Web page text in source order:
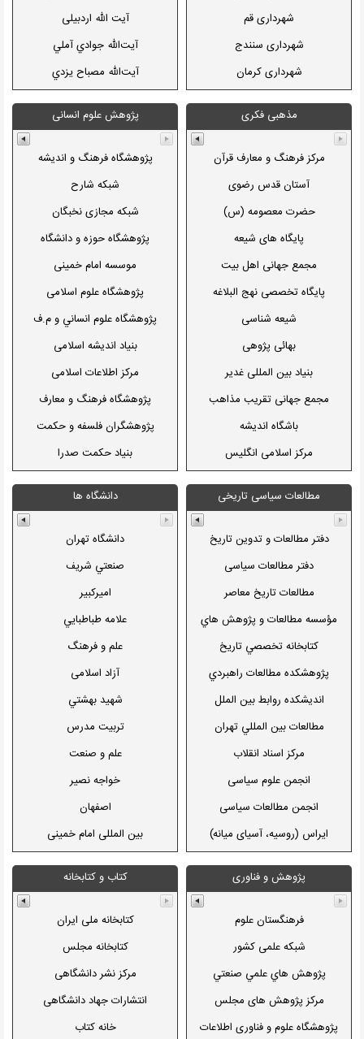
هرمزگان
همدان
يزد
شهرداری قم
شهرداری سنندج
شهرداری كرمان
شهرداری كرمانشاه
شهرداری خرم آباد
شهرداری بندر عباس
شهرداری قشم
شهرداری همدان
آیت الله اردبیلی
آيت‌الله جوادي آملي
آيت‌الله مصباح يزدي
آیت الله بهشتی
آیت الله احمدی فقیه
بانوی مجتهده صفاتی
استاد محسن قرائتی
استاد حسین انصاریان
تابش کوثر
مذهبی فکری
مرکز فرهنگ و معارف قرآن
آستان قدس رضوی
حضرت معصومه (س)
پایگاه های شیعه
مجمع جهانی اهل بیت
پایگاه تخصصی نهج البلاغه
شیعه شناسی
بهائی پژوهی
بنیاد بین المللی غدیر
مجمع جهانی تقریب مذاهب
باشگاه اندیشه
مرکز اسلامی انگلیس
کانون اندیشه جوان
تبیان
بصیرت
پایگاه رشد
حدیث نت
اسلام کوئست
پاسخگو
پرسمان
موسسه فرهنگی آرماگدون
بنیاد اسلامی رسالت
ستاد عمره دانشجویی
بانك نرم افزارهاي مذهبي
ره پویان وصال
ختم قرآن مجید
رحما
پژوهش علوم انسانی
پژوهشگاه فرهنگ و اندیشه
اسلامی
شبکه شارح
شبکه مجازی نخبگان
پژوهشگاه حوزه و دانشگاه
موسسه امام خمینی
پژوهشگاه علوم اسلامی
پژوهشگاه علوم انساني و م.ف
بنیاد اندیشه اسلامی
مرکز اطلاعات اسلامی
پژوهشگاه فرهنگ و معارف
پژوهشگران فلسفه و حکمت
بنیاد حکمت صدرا
انجمن جامعه شناسی ایران
قوانين ايران
حقوق
انجمن روانشناسی ایران
موسسه مطالعات و پژوهشهاي
موسسه فرهنگی و اطلاع رساني
مطالعات سیاسی تاریخی
دفتر مطالعات‏‏‏ و تدوین تاریخ
دفتر مطالعات سیاسی
مطالعات تاريخ معاصر
مؤسسه مطالعات و پژوهش هاي
سياسي
كتابخانه تخصصي تاريخ
پژوهشكده مطالعات راهبردي
اندیشکده روابط بین الملل
مطالعات بين المللي تهران
مركز اسناد انقلاب
انجمن علوم سیاسی
انجمن مطالعات سیاسی
ايراس (روسیه، آسیای میانه)
NewsIBN (غرب آسيا و شمال
آفريقا)
بنياد مطالعات قفقاز
مؤسسه مطالعات آمریکا
ديدبان روسيه
دفاع مقدس
بنیاد تاریخ پژوهی و دانشنامه
صبح
دانشگاه ها
دانشگاه تهران
صنعتي شريف
اميركبير
علامه طباطبايي
علم و فرهنگ
آزاد اسلامی
شهيد بهشتي
تربیت مدرس
علم و صنعت
خواجه نصير
اصفهان
بین المللی امام خمینی
صنعتی اصفهان
فردوسی
دانشگاه مذاهب اسلامي
دانشگاه اديان و مذاهب
دانشگاه قرآن و حديث
تبریز
صنعتی سهند
پژوهش و فناوری
فرهنگستان علوم
شبکه علمی کشور
پژوهش هاي علمي صنعتي
مرکز پژوهش های مجلس
پژوهشگاه علوم و فناوری اطلاعات
کتاب و کتابخانه
کتابخانه ملی ایران
کتابخانه مجلس
مرکز نشر دانشگاهی
انتشارات جهاد دانشگاهی
خانه کتاب